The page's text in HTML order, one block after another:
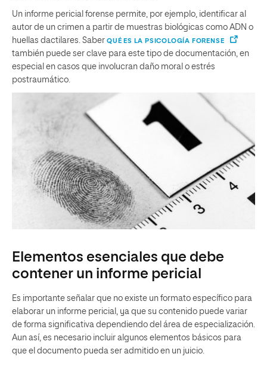
Un informe pericial forense permite, por ejemplo, identificar al
autor de un crimen a partir de muestras biológicas como ADN o
huellas dactilares. Saber QUÉ ES LA PSICOLOGÍA FORENSE
también puede ser clave para este tipo de documentación, en
especial en casos que involucran daño moral o estrés
postraumático.
Elementos esenciales que debe
contener un informe pericial
Es importante señalar que no existe un formato específico para
elaborar un informe pericial, ya que su contenido puede variar
de forma significativa dependiendo del área de especialización.
Aun así, es necesario incluir algunos elementos básicos para
que el documento pueda ser admitido en un juicio.